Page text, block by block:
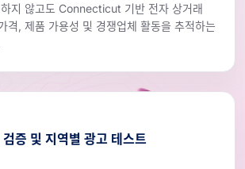
지 않고도 Connecticut 기반 전자 상거래
격, 제품 가용성 및 경쟁업체 활동을 추적하는
검증 및 지역별 광고 테스트